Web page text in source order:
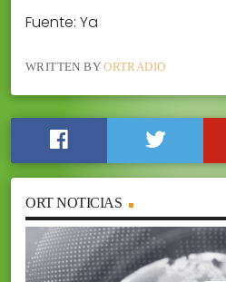
Fuente: Ya
WRITTEN BYORTRADIO
ORT NOTICIAS